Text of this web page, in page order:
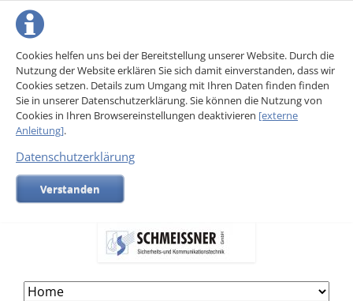
Cookies helfen uns bei der Bereitstellung unserer Website. Durch die
Nutzung der Website erklären Sie sich damit einverstanden, dass wir
Cookies setzen. Details zum Umgang mit Ihren Daten finden finden
Sie in unserer Datenschutzerklärung. Sie können die Nutzung von
Cookies in Ihren Browsereinstellungen deaktivieren [externe
Anleitung].
Datenschutzerklärung
Verstanden